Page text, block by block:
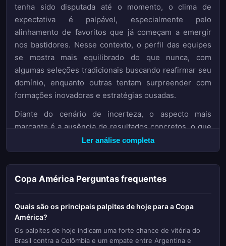
tenha sido disputada até o momento, o clima de
expectativa é palpável, especialmente pelo
alinhamento de favoritos que já começam a emergir
nos bastidores. Nesse contexto, o perfil das equipes
se mostra mais equilibrado do que nunca, com
algumas seleções tradicionais buscando reafirmar seu
domínio, enquanto outras tentam surpreender com
formações inovadoras e estratégias ousadas.
Diante do cenário de incerteza, o aspecto mais
marcante é a ausência de resultados concretos, o que
torna as análises mais voltadas para tendências,
estatísticas prévias e análises de mercado. A falta de
jogos também impacta a formação de odds e as
principais apostas de futuro, já que o desempenho de
prática. Entretanto, isso não impede que os analistas
mais experientes já tenham suas apostas direcionadas
a alguns mercados específicos, como o possível
artilheiro, o desempenho de equipes favoritas e até
Ler análise completa
Copa América Perguntas frequentes
Quais são os principais palpites de hoje para a Copa
América?
Os palpites de hoje indicam uma forte chance de vitória do
Brasil contra a Colômbia e um empate entre Argentina e